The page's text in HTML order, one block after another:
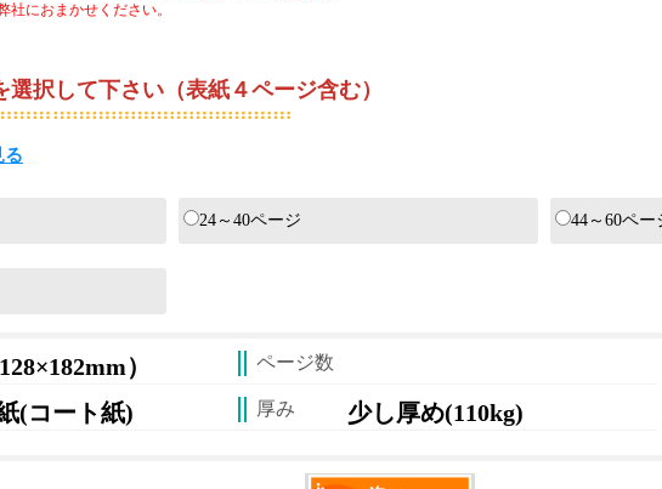
におまかせください。
択して下さい（表紙４ページ含む）
る
のページ数の合計がご注文時のページ数となります。
24～40ページ 44～60ペー
） ページ数
(コート紙) 厚み 少し厚め(110kg)